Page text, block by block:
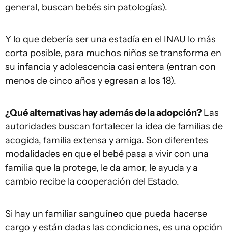
general, buscan bebés sin patologías).
Y lo que debería ser una estadía en el INAU lo más
corta posible, para muchos niños se transforma en
su infancia y adolescencia casi entera (entran con
menos de cinco años y egresan a los 18).
¿Qué alternativas hay además de la adopción? Las
autoridades buscan fortalecer la idea de familias de
acogida, familia extensa y amiga. Son diferentes
modalidades en que el bebé pasa a vivir con una
familia que la protege, le da amor, le ayuda y a
cambio recibe la cooperación del Estado.
Si hay un familiar sanguíneo que pueda hacerse
cargo y están dadas las condiciones, es una opción